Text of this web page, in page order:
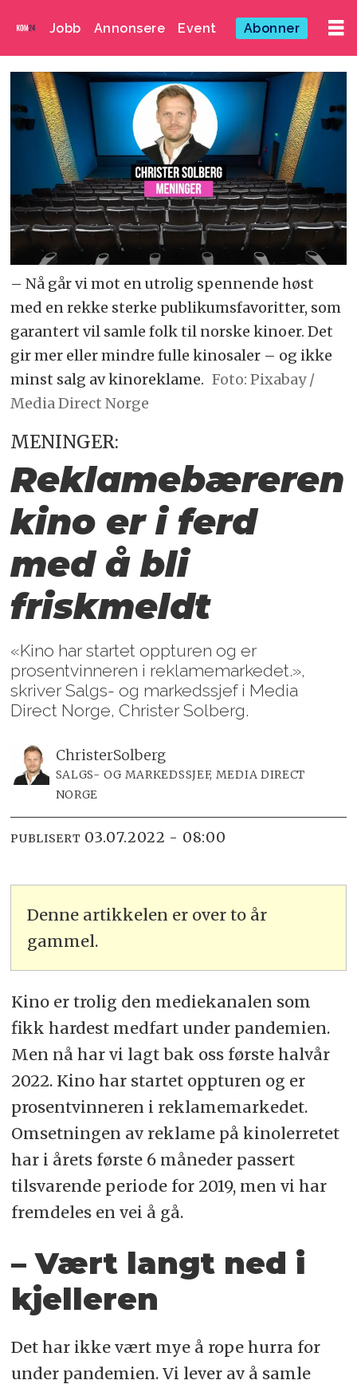
Jobb Annonsere Event Abonner
– Nå går vi mot en utrolig spennende høst
med en rekke sterke publikumsfavoritter, som
garantert vil samle folk til norske kinoer. Det
gir mer eller mindre fulle kinosaler – og ikke
minst salg av kinoreklame. Foto: Pixabay /
Media Direct Norge
MENINGER:
Reklamebæreren
kino er iferd
med å bli
friskmeldt
«Kino har startet oppturen og er
prosentvinneren i reklamemarkedet.»,
skriver Salgs- og markedssjef i Media
Direct Norge, Christer Solberg.
ChristerSolberg
SALGS- OG MARKEDSSJEF, MEDIA DIRECT
NORGE
PUBLISERT 03.07.2022 - 08:00
Denne artikkelen er over to år
gammel.
Kino er trolig den mediekanalen som
fikk hardest medfart under pandemien.
Men nå har vi lagt bak oss første halvår
2022. Kino har startet oppturen og er
prosentvinneren i reklamemarkedet.
Omsetningen av reklame på kinolerretet
har i årets første 6 måneder passert
tilsvarende periode for 2019, men vi har
fremdeles en vei å gå.
– Vært langt ned i
kjelleren
Det har ikke vært mye å rope hurra for
under pandemien. Vi lever av å samle